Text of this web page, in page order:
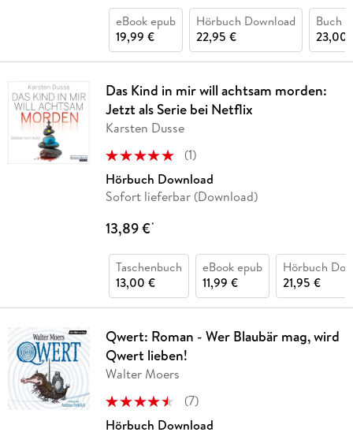
eBook epub
19,99 €
Hörbuch Download
22,95 €
Buch
23,00
Das Kind in mir will achtsam morden:
Jetzt als Serie bei Netflix
Karsten Dusse
(1)
Hörbuch Download
Sofort lieferbar (Download)
13,89 €*
Taschenbuch
13,00 €
eBook epub
11,99 €
Hörbuch
21,95 €
Qwert: Roman - Wer Blaubär mag, wird
Qwert lieben!
Walter Moers
(7)
Hörbuch Download